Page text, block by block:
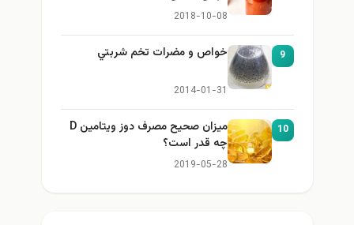
2018-10-08
9 خواص و مضرات تخم شربتي
2014-01-31
10
میزان صحیح مصرف دوز ویتامین D
چه قدر است؟
2019-05-28